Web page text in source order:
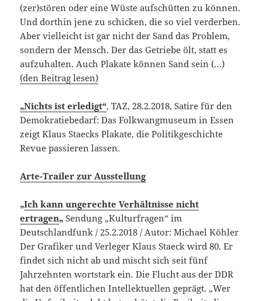
(zer)stören oder eine Wüste aufschütten zu können.
Und dorthin jene zu schicken, die so viel verderben.
Aber vielleicht ist gar nicht der Sand das Problem,
sondern der Mensch. Der das Getriebe ölt, statt es
aufzuhalten. Auch Plakate können Sand sein (…)
(den Beitrag lesen)
„Nichts ist erledigt“, TAZ, 28.2.2018, Satire für den
Demokratiebedarf: Das Folkwangmuseum in Essen
zeigt Klaus Staecks Plakate, die Politikgeschichte
Revue passieren lassen.
Arte-Trailer zur Ausstellung
„Ich kann ungerechte Verhältnisse nicht
ertragen„ Sendung „Kulturfragen“ im
Deutschlandfunk / 25.2.2018 / Autor: Michael Köhler
Der Grafiker und Verleger Klaus Staeck wird 80. Er
findet sich nicht ab und mischt sich seit fünf
Jahrzehnten wortstark ein. Die Flucht aus der DDR
hat den öffentlichen Intellektuellen geprägt. „Wer